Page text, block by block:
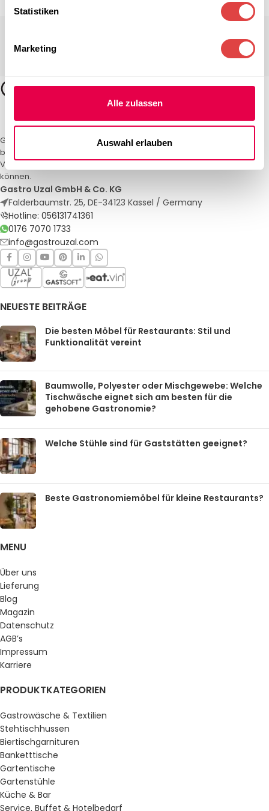
Statistiken
Marketing
Alle zulassen
Auswahl erlauben
Gastro Uzal – Ihr Spezialist für Gastronomiemöbel und -textilien. Wir
bieten maßgeschneiderte Lösungen für Restaurants, Hotels und
Veranstaltungen. Qualität und Service, auf die Sie sich verlassen
können.
Gastro Uzal GmbH & Co. KG
Falderbaumstr. 25, DE-34123 Kassel / Germany
Hotline: 056131741361
0176 7070 1733
info@gastrouzal.com
NEUESTE BEITRÄGE
Die besten Möbel für Restaurants: Stil und
Funktionalität vereint
Baumwolle, Polyester oder Mischgewebe: Welche
Tischwäsche eignet sich am besten für die
gehobene Gastronomie?
Welche Stühle sind für Gaststätten geeignet?
Beste Gastronomiemöbel für kleine Restaurants?
MENU
Über uns
Lieferung
Blog
Magazin
Datenschutz
AGB’s
Impressum
Karriere
PRODUKTKATEGORIEN
Gastrowäsche & Textilien
Stehtischhussen
Biertischgarnituren
Banketttische
Gartentische
Gartenstühle
Küche & Bar
Service, Buffet & Hotelbedarf